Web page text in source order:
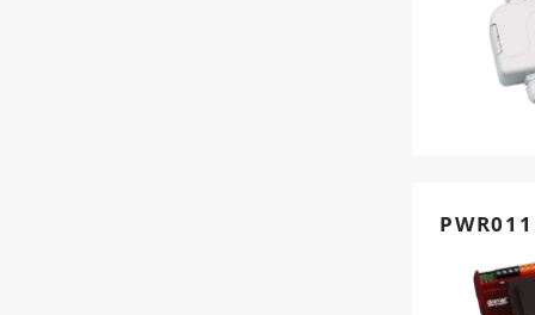
PWR011